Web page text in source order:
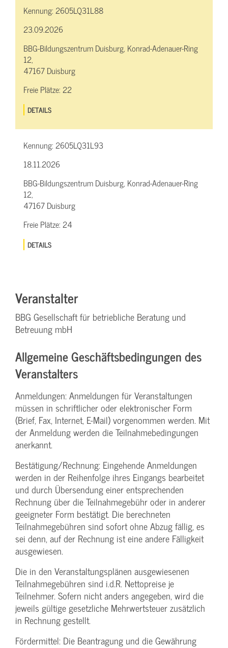
Kennung:2605LQ31L88
23.09.2026
BBG-Bildungszentrum Duisburg, Konrad-Adenauer-Ring
12,
47167 Duisburg
Freie Plätze:22
DETAILS
Kennung:2605LQ31L93
18.11.2026
BBG-Bildungszentrum Duisburg, Konrad-Adenauer-Ring
12,
47167 Duisburg
Freie Plätze:24
DETAILS
Veranstalter
BBG Gesellschaft für betriebliche Beratung und
Betreuung mbH
Allgemeine Geschäftsbedingungen des
Veranstalters
Anmeldungen: Anmeldungen für Veranstaltungen
müssen in schriftlicher oder elektronischer Form
(Brief, Fax, Internet, E-Mail) vorgenommen werden. Mit
der Anmeldung werden die Teilnahme­bedingungen
anerkannt.
Bestätigung­/Rechnung: Eingehende Anmeldungen
werden in der Reihenfolge ihres Eingangs bearbeitet
und durch Übersendung einer entsprechenden
Rechnung über die Teilnahmegebühr oder in anderer
geeigneter Form bestätigt. Die berechneten
Teilnahmegebühren sind sofort ohne Abzug fällig, es
sei denn, auf der Rechnung ist eine andere Fälligkeit
ausgewiesen.
Die in den Veranstaltungsplänen ausgewiesenen
Teilnahmegebühren sind i.d.R. Nettopreise je
Teilnehmer. Sofern nicht anders angegeben, wird die
jeweils gültige gesetzliche Mehrwertsteuer zusätzlich
in Rechnung gestellt.
Fördermittel: Die Beantragung und die Gewährung